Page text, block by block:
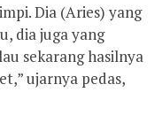
Dia (Aries) yang
dia juga yang
sekarang hasilnya
ujarnya pedas,